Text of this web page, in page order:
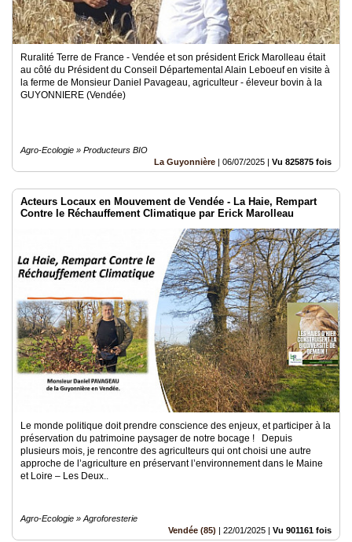
Ruralité Terre de France - Vendée et son président Erick Marolleau était
au côté du Président du Conseil Départemental Alain Leboeuf en visite à
la ferme de Monsieur Daniel Pavageau, agriculteur - éleveur bovin à la
GUYONNIERE (Vendée)
Agro-Ecologie » Producteurs BIO
La Guyonnière | 06/07/2025 | Vu 825875 fois
Acteurs Locaux en Mouvement de Vendée - La Haie, Rempart
Contre le Réchauffement Climatique par Erick Marolleau
Le monde politique doit prendre conscience des enjeux, et participer à la
préservation du patrimoine paysager de notre bocage ! Depuis
plusieurs mois, je rencontre des agriculteurs qui ont choisi une autre
approche de l’agriculture en préservant l’environnement dans le Maine
et Loire – Les Deux..
Agro-Ecologie » Agroforesterie
Vendée (85) | 22/01/2025 | Vu 901161 fois